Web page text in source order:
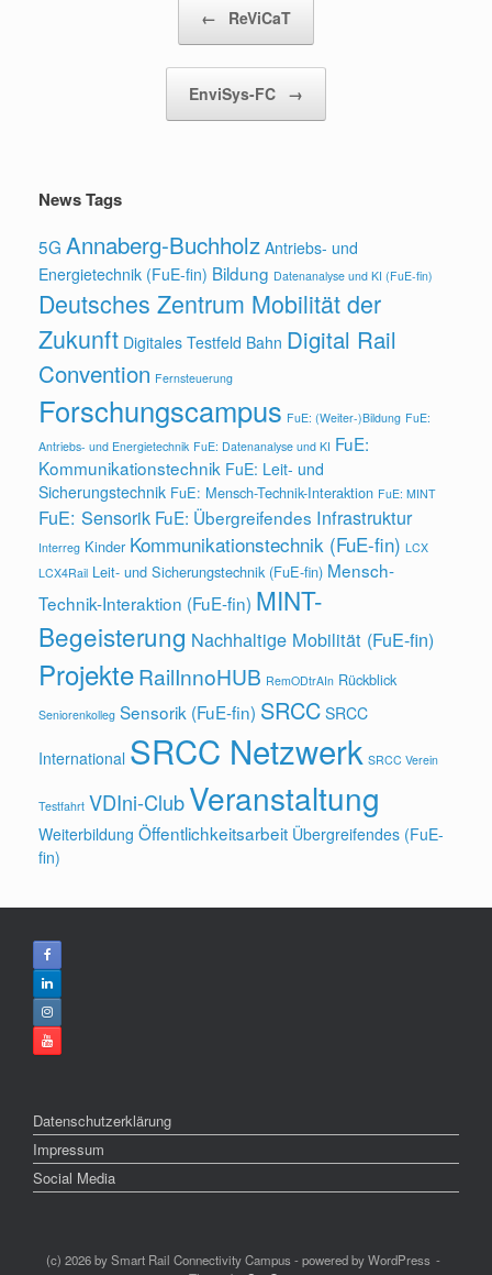
← ReViCaT
EnviSys-FC →
News Tags
5G Annaberg-Buchholz Antriebs- und
Energietechnik (FuE-fin) Bildung Datenanalyse und KI (FuE-fin)
Deutsches Zentrum Mobilität der
Zukunft Digitales Testfeld Bahn Digital Rail
Convention Fernsteuerung
Forschungscampus FuE: (Weiter-)Bildung FuE:
Antriebs- und Energietechnik FuE: Datenanalyse und KI FuE:
Kommunikationstechnik FuE: Leit- und
Sicherungstechnik FuE: Mensch-Technik-Interaktion FuE: MINT
FuE: Sensorik FuE: Übergreifendes Infrastruktur
Interreg Kinder Kommunikationstechnik (FuE-fin) LCX
LCX4Rail Leit- und Sicherungstechnik (FuE-fin) Mensch-
Technik-Interaktion (FuE-fin) MINT-
Begeisterung Nachhaltige Mobilität (FuE-fin)
ProjekteRailInnoHUB RemODtrAIn Rückblick
Seniorenkolleg Sensorik (FuE-fin) SRCC SRCC
International SRCC Netzwerk SRCC Verein
Testfahrt VDIni-ClubVeranstaltung
Weiterbildung Öffentlichkeitsarbeit Übergreifendes (FuE-
fin)
Datenschutzerklärung
Impressum
Social Media
(c) 2026 by Smart Rail Connectivity Campus - powered by WordPress